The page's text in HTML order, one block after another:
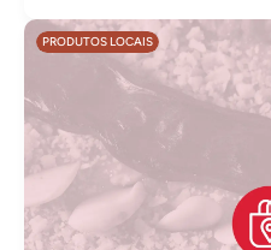
PRODUTOS LOCAIS